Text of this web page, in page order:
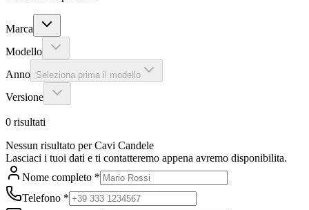
Marca
Modello
Anno Seleziona prima il modello
Versione
0 risultati
Nessun risultato per Cavi Candele
Lasciaci i tuoi dati e ti contatteremo appena avremo disponibilita.
Nome completo *
Telefono *